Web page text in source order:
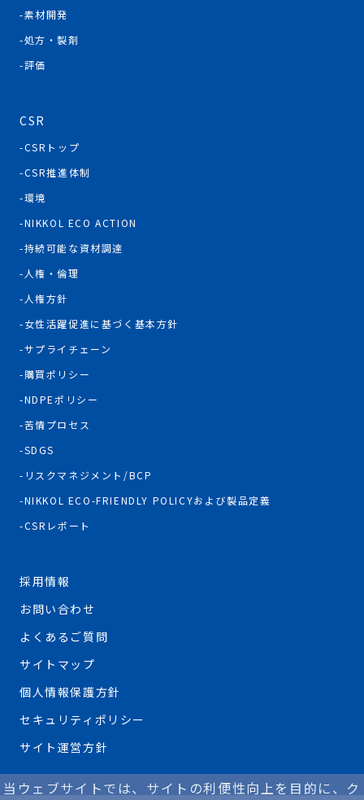
素材開発
処方・製剤
評価
CSR
CSRトップ
CSR推進体制
環境
NIKKOL ECO ACTION
持続可能な資材調達
人権・倫理
人権方針
女性活躍促進に基づく基本方針
サプライチェーン
購買ポリシー
NDPEポリシー
苦情プロセス
SDGS
リスクマネジメント/BCP
NIKKOL ECO-FRIENDLY POLICYおよび製品定義
CSRレポート
採用情報
お問い合わせ
よくあるご質問
サイトマップ
個人情報保護方針
セキュリティポリシー
サイト運営方針
当ウェブサイトでは、サイトの利便性向上を目的に、ク